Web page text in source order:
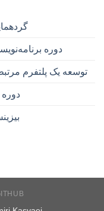
دوره
توسعه یک پلتفرم